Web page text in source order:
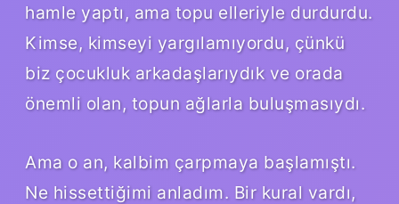
hamle yaptı, ama topu elleriyle durdurdu.
Kimse, kimseyi yargılamıyordu, çünkü
biz çocukluk arkadaşlarıydık ve orada
önemli olan, topun ağlarla buluşmasıydı.
Ama o an, kalbim çarpmaya başlamıştı.
Ne hissettiğimi anladım. Bir kural vardı,